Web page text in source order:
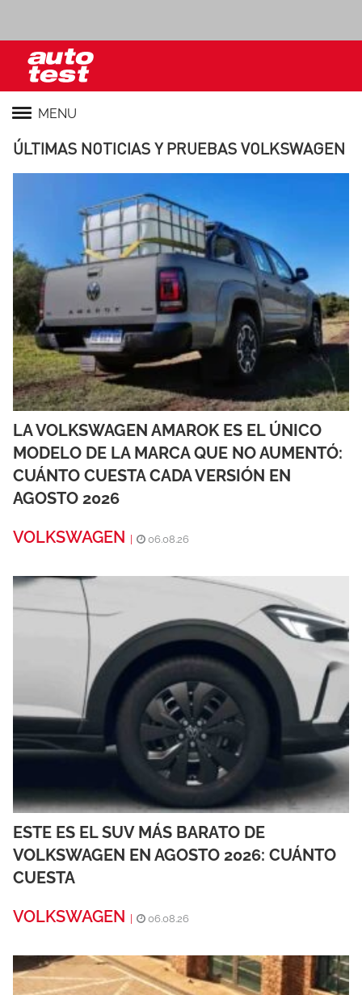
MENU
ÚLTIMAS NOTICIAS Y PRUEBAS VOLKSWAGEN
LA VOLKSWAGEN AMAROK ES EL ÚNICO
MODELO DE LA MARCA QUE NO AUMENTÓ:
CUÁNTO CUESTA CADA VERSIÓN EN
AGOSTO 2026
VOLKSWAGEN
06.08.26
ESTE ES EL SUV MÁS BARATO DE
VOLKSWAGEN EN AGOSTO 2026: CUÁNTO
CUESTA
VOLKSWAGEN
06.08.26